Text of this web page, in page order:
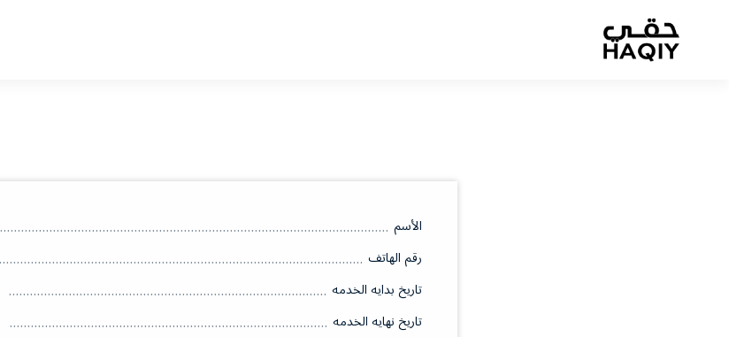
الأسم
رقم الهاتف
تاريخ بدايه الخدمه
تاريخ نهايه الخدمه